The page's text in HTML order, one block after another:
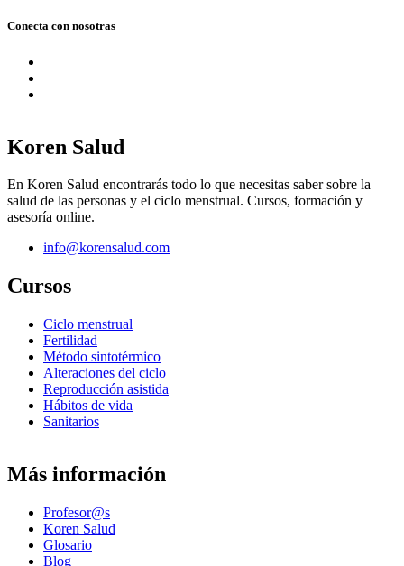
Conecta con nosotras
Koren Salud
En Koren Salud encontrarás todo lo que necesitas saber sobre la
salud de las personas y el ciclo menstrual. Cursos, formación y
asesoría online.
info@korensalud.com
Cursos
Ciclo menstrual
Fertilidad
Método sintotérmico
Alteraciones del ciclo
Reproducción asistida
Hábitos de vida
Sanitarios
Más información
Profesor@s
Koren Salud
Glosario
Blog